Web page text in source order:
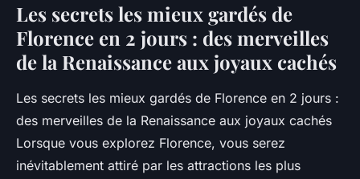
Les secrets les mieux gardés de
Florence en 2 jours : des merveilles
de la Renaissance aux joyaux cachés
Les secrets les mieux gardés de Florence en 2 jours :
des merveilles de la Renaissance aux joyaux cachés
Lorsque vous explorez Florence, vous serez
inévitablement attiré par les attractions les plus